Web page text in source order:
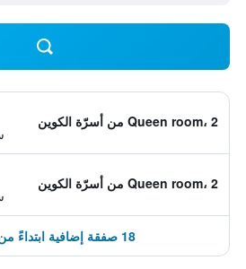
Queen room، 2 من أسرّة الكوين
Queen room، 2 من أسرّة الكوين
18 صفقة إضافية ابتداءً من 301 ﷼